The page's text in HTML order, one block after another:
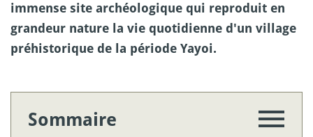
immense site archéologique qui reproduit en
grandeur nature la vie quotidienne d'un village
préhistorique de la période Yayoi.
Sommaire